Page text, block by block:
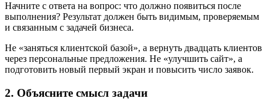
Начните с ответа на вопрос: что должно появиться после
выполнения? Результат должен быть видимым, проверяемым
и связанным с задачей бизнеса.
Не «заняться клиентской базой», а вернуть двадцать клиентов
через персональные предложения. Не «улучшить сайт», а
подготовить новый первый экран и повысить число заявок.
2. Объясните смысл задачи